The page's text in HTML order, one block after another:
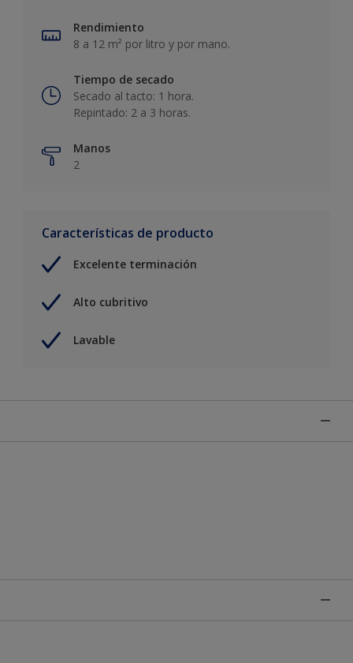
Rendimiento
8 a 12 m² por litro y por mano.
Tiempo de secado
Secado al tacto: 1 hora.
Repintado: 2 a 3 horas.
Manos
2
Características de producto
Excelente terminación
Alto cubritivo
Lavable